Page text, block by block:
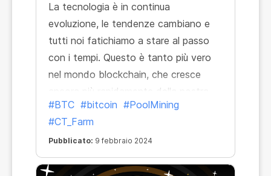
La tecnologia è in continua
evoluzione, le tendenze cambiano e
tutti noi fatichiamo a stare al passo
con i tempi. Questo è tanto più vero
nel mondo blockchain, che cresce
ancora più rapidamente della nostra
vita di tutti i giorni. La cosa positiva è
che esiste un riferimento stabile che
rimane insieme a noi in ogni situazione:
Bitcoin.
#BTC #bitcoin #PoolMining
#CT_Farm
Pubblicato: 9 febbraio 2024